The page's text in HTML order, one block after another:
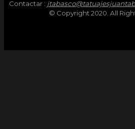
Contactar :
© Copyright 2020. All